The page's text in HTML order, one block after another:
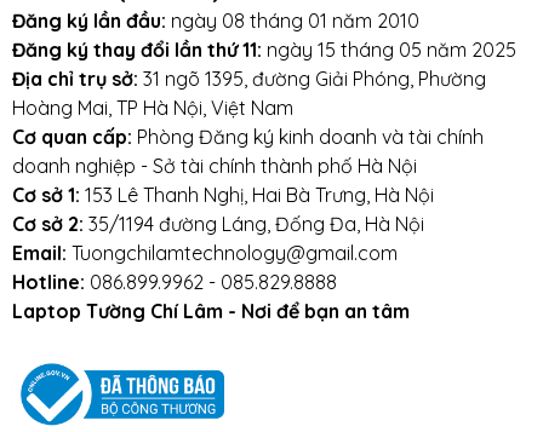
hàng kém chất lượng, gây ảnh hưởng
đến laptop của khách hàng. Tường Chí
Lâm – Điểm 10 cho sự tin cậy
Lưu ý khi sử dụng pin laptop:
Tránh pin bị va đập, rơi vỡ, móp méo, tác
động vật lý bên ngoài vào
Tránh pin tiếp xúc với nước.
Tắt các ứng dụng không cần thiết khi sử dụng
laptop.
Tắt máy khi không sử dụng.
Đăng ký lần đầu: ngày 08 tháng 01 năm 2010
Đăng ký thay đổi lần thứ 11: ngày 15 tháng 05 năm 2025
Địa chỉ trụ sở: 31 ngõ 1395, đường Giải Phóng, Phường
Hoàng Mai, TP Hà Nội, Việt Nam
Cơ quan cấp: Phòng Đăng ký kinh doanh và tài chính
doanh nghiệp - Sở tài chính thành phố Hà Nội
Cơ sở 1: 153 Lê Thanh Nghị, Hai Bà Trưng, Hà Nội
Cơ sở 2: 35/1194 đường Láng, Đống Đa, Hà Nội
Email: Tuongchilamtechnology@gmail.com
Hotline: 086.899.9962 - 085.829.8888
Laptop Tường Chí Lâm - Nơi để bạn an tâm